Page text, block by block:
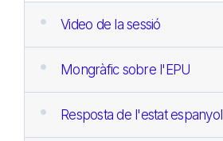
Video de la sessió
Mongràfic sobre l'EPU
Resposta de l'estat espanyol